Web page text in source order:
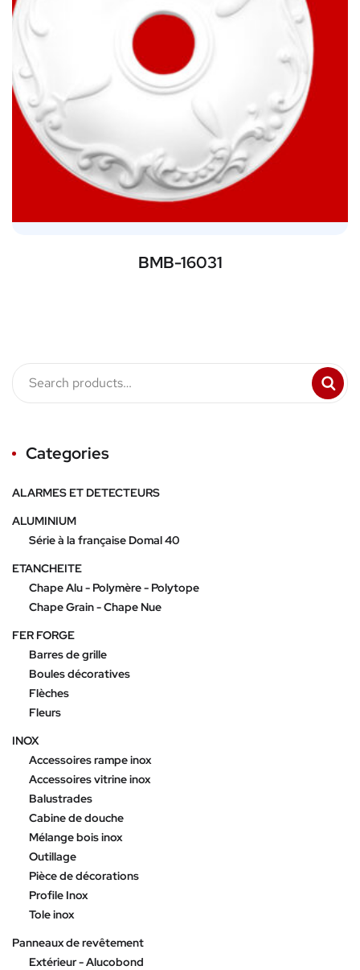
BMB-16031
Categories
ALARMES ET DETECTEURS
ALUMINIUM
Série à la française Domal 40
ETANCHEITE
Chape Alu - Polymère - Polytope
Chape Grain - Chape Nue
FER FORGE
Barres de grille
Boules décoratives
Flèches
Fleurs
INOX
Accessoires rampe inox
Accessoires vitrine inox
Balustrades
Cabine de douche
Mélange bois inox
Outillage
Pièce de décorations
Profile Inox
Tole inox
Panneaux de revêtement
Extérieur - Alucobond